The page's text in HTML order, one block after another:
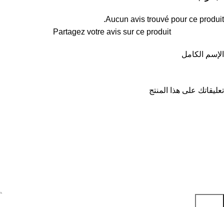
Aucun avis trouvé pour ce produit.
Partagez votre avis sur ce produit
الإسم الكامل
تعليقاتك على هذا المنتج